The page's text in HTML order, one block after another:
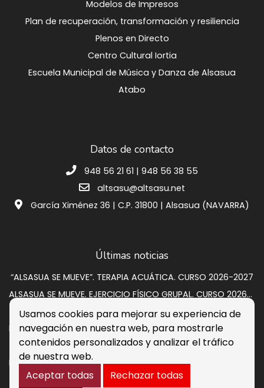
Modelos de Impresos
Plan de recuperación, transformación y resiliencia
Plenos en Directo
Centro Cultural Iortia
Escuela Municipal de Música y Danza de Alsasua
Atabo
Datos de contacto
948 56 21 61 | 948 56 38 55
altsasu@altsasu.net
García Ximénez 36 | C.P. 31800 | Alsasua (NAVARRA)
Últimas noticias
“ALSASUA SE MUEVE”. TERAPIA ACUÁTICA. CURSO 2026-2027
ALSASUA SE MUEVE. EJERCICIO FÍSICO GRUPAL. CURSO 2026-2027
SUBASTA VIVIENDA EN CALLE GRUPO SAN PEDRO A 2
Listados provisionales escuelas deportivas 2026-2027
Aviso legal
Política de Cookies Accesibilidad
Usamos cookies para mejorar su experiencia de
navegación en nuestra web, para mostrarle
contenidos personalizados y analizar el tráfico
de nuestra web.
Aceptar todas
Rechazar todas